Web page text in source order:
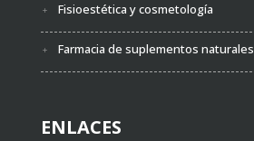
Fisioestética y cosmetología
Farmacia de suplementos naturales
ENLACES